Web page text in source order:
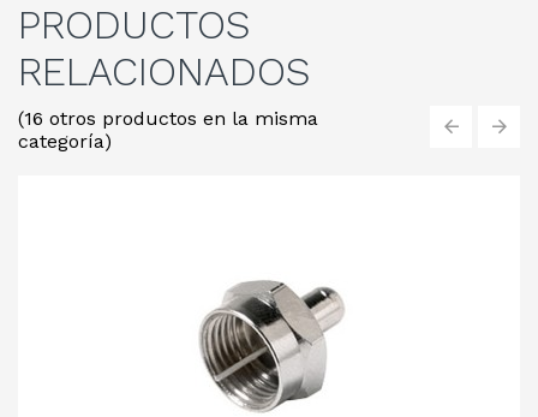
PRODUCTOS
RELACIONADOS
(16 otros productos en la misma
categoría)